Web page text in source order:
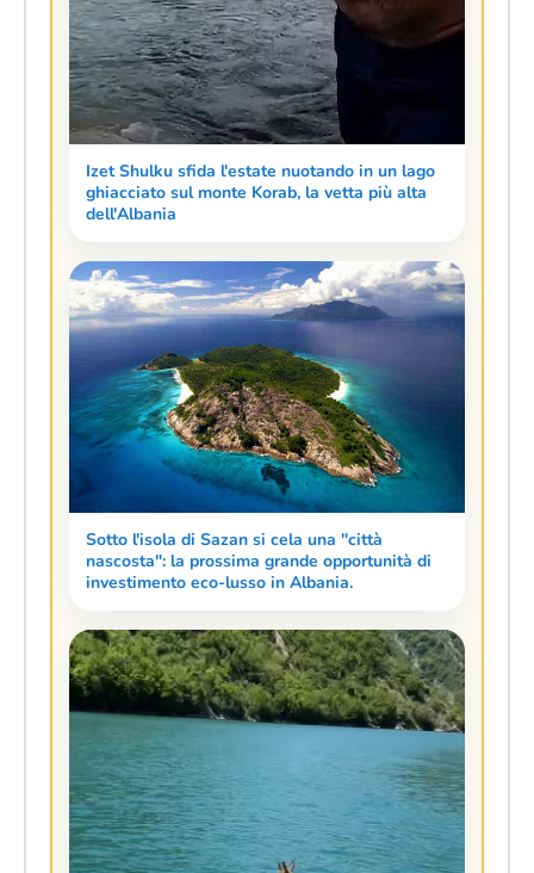
Izet Shulku sfida l'estate nuotando in un lago
ghiacciato sul monte Korab, la vetta più alta
dell'Albania
Sotto l'isola di Sazan si cela una "città
nascosta": la prossima grande opportunità di
investimento eco-lusso in Albania.